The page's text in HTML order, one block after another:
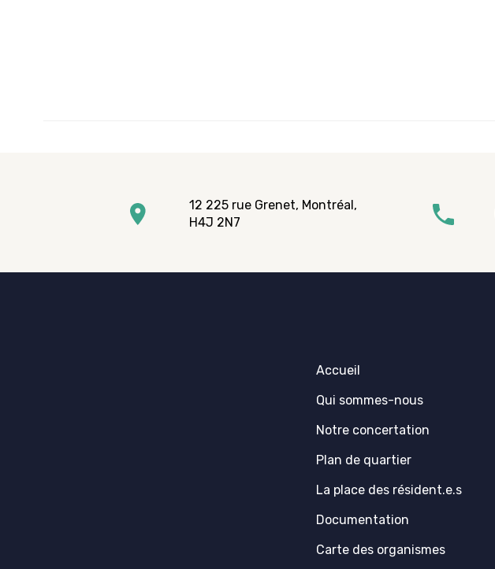
12 225 rue Grenet, Montréal,
H4J 2N7
Accueil
Qui sommes-nous
Notre concertation
Plan de quartier
La place des résident.e.s
Documentation
Carte des organismes